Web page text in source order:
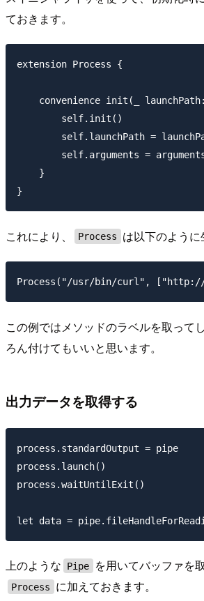
ておきます。
extension Process {
convenience init(_
        self.init()
self.launchPath =
self.arguments =
    }
これにより、 Process は以下のように
この例ではメソッドのラベルを取って
ろん付けてもいいと思います。
出力データを取得する
process.standardOutput = pipe
process.launch()
process.waitUntilExit()
上のような Pipe を用いてバッファを
Process に加えておきます。